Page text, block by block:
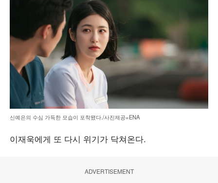
신예은의 수심 가득한 모습이 포착됐다./사진제공=ENA
이재욱에게 또 다시 위기가 닥쳐온다.
ADVERTISEMENT